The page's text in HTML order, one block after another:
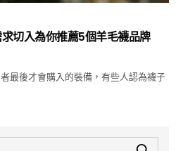
切入為你推薦5個羊毛襪品牌
最後才會購入的裝備，有些人認為襪子